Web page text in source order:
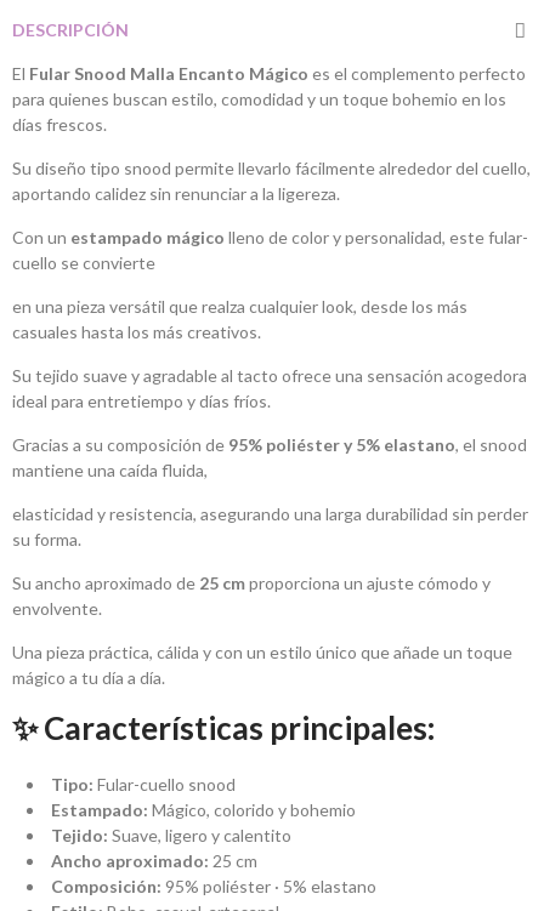
DESCRIPCIÓN
El Fular Snood Malla Encanto Mágico es el complemento perfecto
para quienes buscan estilo, comodidad y un toque bohemio en los
días frescos.
Su diseño tipo snood permite llevarlo fácilmente alrededor del cuello,
aportando calidez sin renunciar a la ligereza.
Con un estampado mágico lleno de color y personalidad, este fular-
cuello se convierte
en una pieza versátil que realza cualquier look, desde los más
casuales hasta los más creativos.
Su tejido suave y agradable al tacto ofrece una sensación acogedora
ideal para entretiempo y días fríos.
Gracias a su composición de 95% poliéster y 5% elastano, el snood
mantiene una caída fluida,
elasticidad y resistencia, asegurando una larga durabilidad sin perder
su forma.
Su ancho aproximado de 25 cmproporciona un ajuste cómodo y
envolvente.
Una pieza práctica, cálida y con un estilo único que añade un toque
mágico a tu día a día.
✨ Características principales:
Tipo: Fular-cuello snood
Estampado: Mágico, colorido y bohemio
Tejido: Suave, ligero y calentito
Ancho aproximado: 25 cm
Composición: 95% poliéster · 5% elastano